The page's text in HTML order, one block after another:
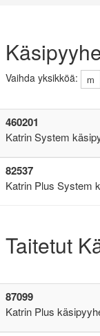
Vaihda yksikköä: m
460201
Katrin System
82537
Katrin Plus System
Taitetut
87099
Katrin Plus